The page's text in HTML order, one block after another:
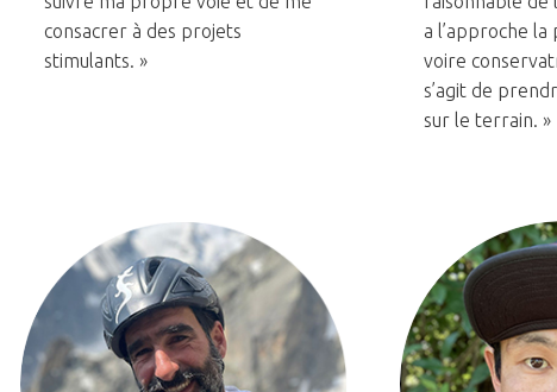
consacrer à des projets
stimulants. »
a l’approche
voire
s’agit de
sur le terrain. »